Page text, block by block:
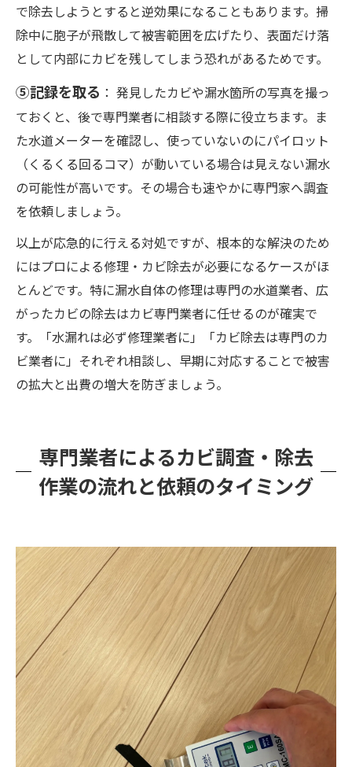
で除去しようとすると逆効果になることもあります。掃
除中に胞子が飛散して被害範囲を広げたり、表面だけ落
として内部にカビを残してしまう恐れがあるためです。
⑤記録を取る ： 発見したカビや漏水箇所の写真を撮っ
ておくと、後で専門業者に相談する際に役立ちます。ま
た水道メーターを確認し、使っていないのにパイロット
（くるくる回るコマ）が動いている場合は見えない漏水
の可能性が高いです。その場合も速やかに専門家へ調査
を依頼しましょう。
以上が応急的に行える対処ですが、根本的な解決のため
にはプロによる修理・カビ除去が必要になるケースがほ
とんどです。特に漏水自体の修理は専門の水道業者、広
がったカビの除去はカビ専門業者に任せるのが確実で
す。「水漏れは必ず修理業者に」「カビ除去は専門のカ
ビ業者に」それぞれ相談し、早期に対応することで被害
の拡大と出費の増大を防ぎましょう。
専門業者によるカビ調査・除去
作業の流れと依頼のタイミング